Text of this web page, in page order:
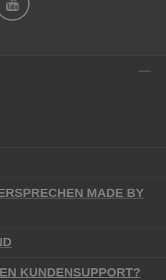
MADE BY
KUNDENSUPPORT?